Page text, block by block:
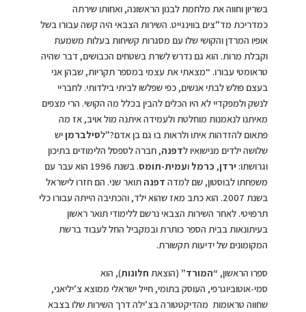
בשריון וחווה את מלחמת לבנון הראשונה, ואחותו שירתה
כמדריכת מד”צים בווינגייט. השירות הצבאי היה קשה עבורו בשל
אופיו המרדן והקושי שלו עם מסגרות קשיחות בעלות משמעת
וקבלת מרות. הוא גם נדרש לשרת בשטחים הכבושים, דבר שהיה
טראומטי עבורו. “מצאתי את עצמי במספר תקריות, שבהן אני
בעצם פולש לבתי אנשים, כפי שפלשו לביתי בילדותי. לחבריי
לנשק ולמפקדיי לא היו הכלים להבין בכלל מה הקושי. הרי מצפים
מאיתנו לנאמנות מוחלטת ולעמידה איתנה מול אויב, אז מה
פתאום להזדהות איתו ולראות בו גם בן אדם?”לסילברמןיש
שלושה ילדים מנישואיו לדפנה, חברה לספסל הלימודים בתיכון
וגרושתו: ירדן, כרמל ועמית-תומס
. בשנת 1996 הוא עבר עם
משפחתו לבוסטון, שם למדה דפנה תואר שני. הם חזרו לישראל
בשנת 2007. הוא כתב מאז שהוא ילד, והכתיבה הייתה עבורו כלי
תרפויטי. לאחר השירות הצבאי נרשם ללימודי תואר ראשון
בעיתונאות בבית הספר כותרת ובמקביל החל לעבוד ברשת
המקומונים של ידיעות תקשורת.
ספרו הראשון,“המורד” (הוצאת חלונות), הוא
סמי-אוטוביוגרפי, העוסק בתומי, חייל ישראלי ממוצא צ’יליאני,
שחווה טראומות מהדיקטטורה בצ’ילה דרך השירות שלו בצבא